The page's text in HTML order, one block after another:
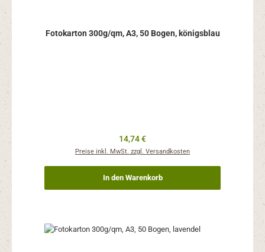
Fotokarton 300g/qm, A3, 50 Bogen, königsblau
Regulärer Preis:
14,74 €
Preise inkl. MwSt. zzgl. Versandkosten
In den Warenkorb